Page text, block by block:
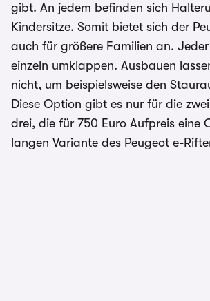
gibt. An jedem befinden sich
Kindersitze. Somit bietet sich der
auch für größere Familien an.
einzeln umklappen. Ausbauen
nicht, um beispielsweise den
Diese Option gibt es nur für die
drei, die für 750 Euro Aufpreis eine
langen Variante des Peugeot e-